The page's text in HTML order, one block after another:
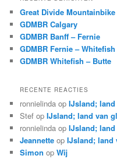
Great Divide Mountainbike
GDMBR Calgary
GDMBR Banff – Fernie
GDMBR Fernie – Whitefish
GDMBR Whitefish – Butte
RECENTE REACTIES
ronnielinda opIJsland; land
Stef opIJsland; land van
ronnielinda opIJsland; land
Jeannette opIJsland; land
Simon opWij